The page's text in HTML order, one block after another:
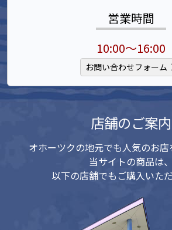
営業時間
10:00～16:00
お問い合わせフォーム
店舗のご案内
オホーツクの地元でも人気のお店
当サイトの商品は、
以下の店舗でもご購入いた